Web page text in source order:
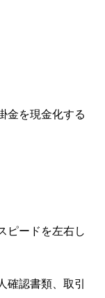
金を現金化する
ピードを左右し
確認書類、取引